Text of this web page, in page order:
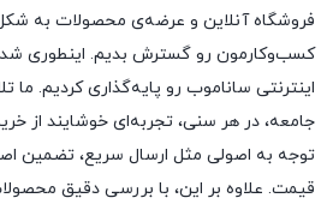
فروشگاه آنلاین و عرضه‌ی محصولات به
اینترنتی ساناموب رو پایه‌گذاری کردیم.
جامعه، در هر سنی، تجربه‌ای خوشایند از
توجه به اصولی مثل ارسال سریع، تضمین
قیمت. علاوه بر این، با بررسی دقیق